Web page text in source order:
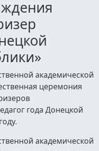
академической
церемония
года Донецкой
академической